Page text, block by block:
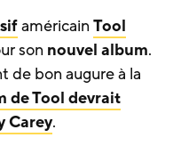
américain Tool
son nouvel album.
de bon augure à la
de Tool devrait
Carey.